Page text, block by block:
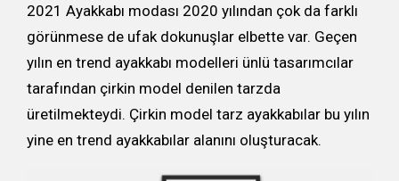
2021 Ayakkabı modası 2020 yılından çok da farklı
görünmese de ufak dokunuşlar elbette var. Geçen
yılın en trend ayakkabı modelleri ünlü tasarımcılar
tarafından çirkin model denilen tarzda
üretilmekteydi. Çirkin model tarz ayakkabılar bu yılın
yine en trend ayakkabılar alanını oluşturacak.